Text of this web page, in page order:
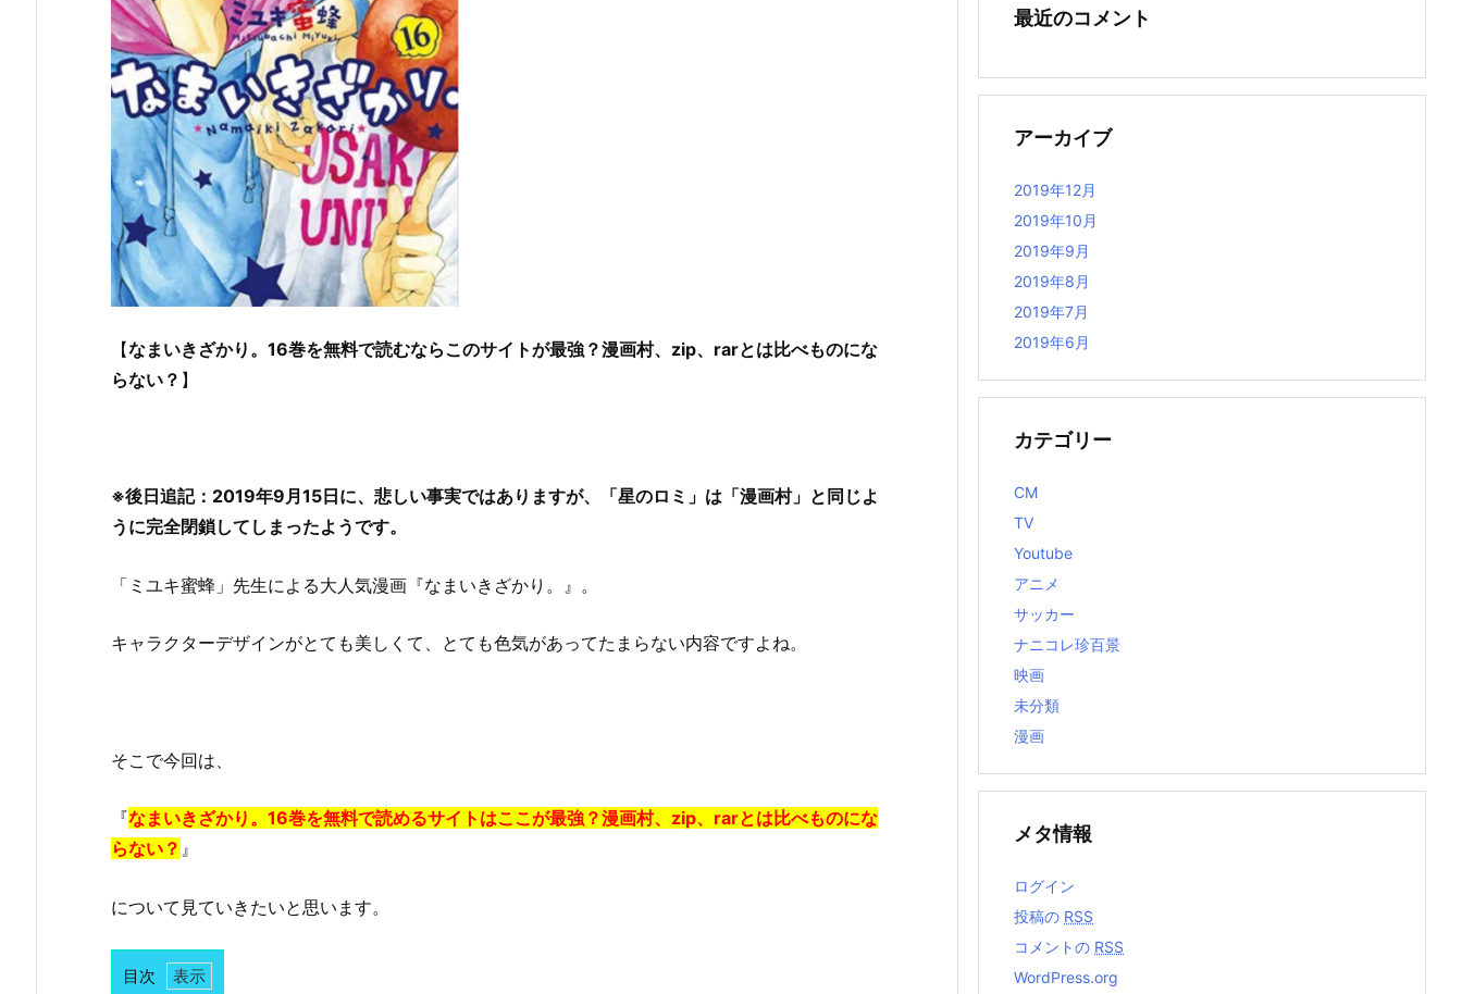
【なまいきざかり。16巻を無料で読むならこのサイトが最強？漫画村、zip、rarとは比べものにな
らない？ 】
※後日追記：2019年9月15日に、悲しい事実ではありますが、「星のロミ」は「漫画村」と同じよ
うに完全閉鎖してしまったようです。
「ミユキ蜜蜂」先生による大人気漫画『なまいきざかり。』。
キャラクターデザインがとても美しくて、とても色気があってたまらない内容ですよね。
そこで今回は、
『なまいきざかり。16巻を無料で読めるサイトはここが最強？漫画村、zip、rarとは比べものにな
らない？ 』
について見ていきたいと思います。
目次
最近のコメント
アーカイブ
2019年12月
2019年10月
2019年9月
2019年8月
2019年7月
2019年6月
カテゴリー
CM
TV
Youtube
アニメ
サッカー
ナニコレ珍百景
映画
未分類
漫画
メタ情報
ログイン
投稿の RSS
コメントの RSS
WordPress.org